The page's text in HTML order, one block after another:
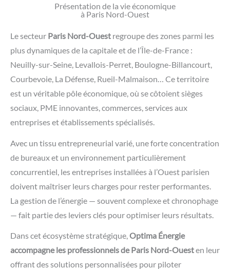
Présentation de la vie économique
à Paris Nord-Ouest
Le secteur Paris Nord-Ouest regroupe des zones parmi les
plus dynamiques de la capitale et de l’Île-de-France :
Neuilly-sur-Seine, Levallois-Perret, Boulogne-Billancourt,
Courbevoie, La Défense, Rueil-Malmaison… Ce territoire
est un véritable pôle économique, où se côtoient sièges
sociaux, PME innovantes, commerces, services aux
entreprises et établissements spécialisés.
Avec un tissu entrepreneurial varié, une forte concentration
de bureaux et un environnement particulièrement
concurrentiel, les entreprises installées à l’Ouest parisien
doivent maîtriser leurs charges pour rester performantes.
La gestion de l’énergie — souvent complexe et chronophage
— fait partie des leviers clés pour optimiser leurs résultats.
Dans cet écosystème stratégique,Optima Énergie
accompagne les professionnels de Paris Nord-Ouesten leur
offrant des solutions personnalisées pour piloter